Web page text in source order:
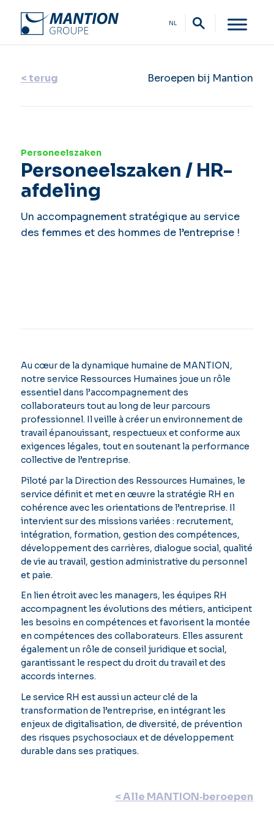
NL
< terug Beroepen bij Mantion
Personeelszaken
Personeelszaken / HR-
afdeling
Un accompagnement stratégique au service
des femmes et des hommes de l’entreprise !
Au cœur de la dynamique humaine de MANTION,
notre service Ressources Humaines joue un rôle
essentiel dans l’accompagnement des
collaborateurs tout au long de leur parcours
professionnel. Il veille à créer un environnement de
travail épanouissant, respectueux et conforme aux
exigences légales, tout en soutenant la performance
collective de l’entreprise.
Piloté par la Direction des Ressources Humaines, le
service définit et met en œuvre la stratégie RH en
cohérence avec les orientations de l’entreprise. Il
intervient sur des missions variées : recrutement,
intégration, formation, gestion des compétences,
développement des carrières, dialogue social, qualité
de vie au travail, gestion administrative du personnel
et paie.
En lien étroit avec les managers, les équipes RH
accompagnent les évolutions des métiers, anticipent
les besoins en compétences et favorisent la montée
en compétences des collaborateurs. Elles assurent
également un rôle de conseil juridique et social,
garantissant le respect du droit du travail et des
accords internes.
Le service RH est aussi un acteur clé de la
transformation de l’entreprise, en intégrant les
enjeux de digitalisation, de diversité, de prévention
des risques psychosociaux et de développement
durable dans ses pratiques.
< Alle MANTION‑beroepen